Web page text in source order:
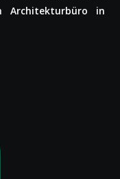
Archi­tek­tur­bü­ro in